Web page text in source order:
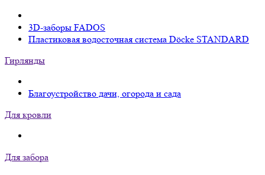
3D-заборы FADOS
Пластиковая водосточная система Döcke STANDARD
Гирлянды
Благоустройство дачи, огорода и сада
Для кровли
Для забора